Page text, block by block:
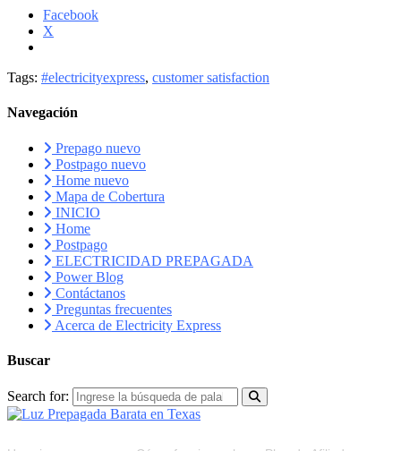
Facebook
X
Tags: #electricityexpress, customer satisfaction
Navegación
Prepago nuevo
Postpago nuevo
Home nuevo
Mapa de Cobertura
INICIO
Home
Postpago
ELECTRICIDAD PREPAGADA
Power Blog
Contáctanos
Preguntas frecuentes
Acerca de Electricity Express
Buscar
Search for: